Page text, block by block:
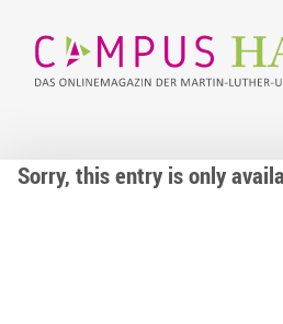
Sorry, this entry is only